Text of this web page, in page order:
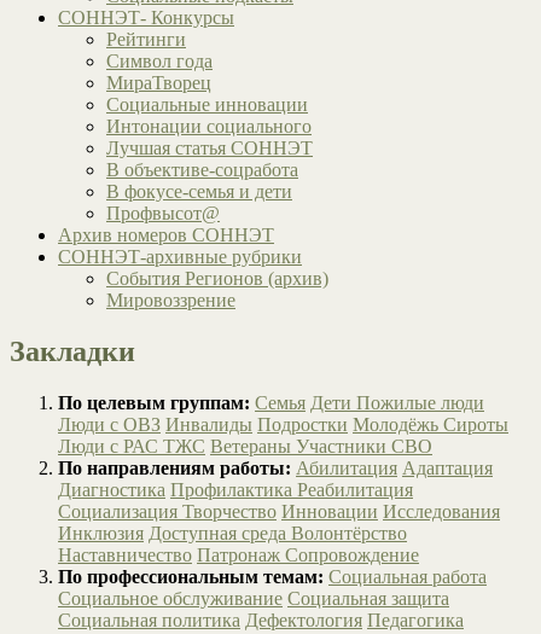
СОННЭТ- Конкурсы
Рейтинги
Символ года
МираТворец
Социальные инновации
Интонации социального
Лучшая статья СОННЭТ
В объективе-соцработа
В фокусе-семья и дети
Профвысот@
Архив номеров СОННЭТ
СОННЭТ-архивные рубрики
События Регионов (архив)
Мировоззрение
Закладки
По целевым группам: Семья Дети Пожилые люди
Люди с ОВЗ Инвалиды Подростки Молодёжь Сироты
Люди с РАС ТЖС Ветераны Участники СВО
По направлениям работы: Абилитация Адаптация
Диагностика Профилактика Реабилитация
Социализация Творчество Инновации Исследования
Инклюзия Доступная среда Волонтёрство
Наставничество Патронаж Сопровождение
По профессиональным темам: Социальная работа
Социальное обслуживание Социальная защита
Социальная политика Дефектология Педагогика